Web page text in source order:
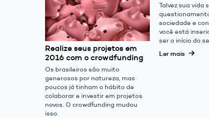
Realize seus projetos em
2016 com o crowdfunding
Os brasileiros são muito
generosos por natureza, mas
poucos já tinham o hábito de
colaborar e investir em projetos
novos. O crowdfunding mudou
isso.
Talvez sua vida
sociedade e
você está
ser o início do
Ler mais